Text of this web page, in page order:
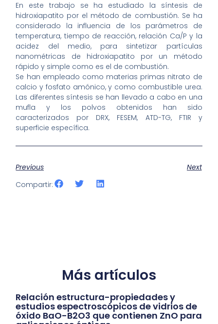
En este trabajo se ha estudiado la síntesis de
hidroxiapatito por el método de combustión. Se ha
considerado la influencia de los parámetros de
temperatura, tiempo de reacción, relación Ca/P y la
acidez del medio, para sintetizar partículas
nanométricas de hidroxiapatito por un método
rápido y simple como es el de combustión.
Se han empleado como materias primas nitrato de
calcio y fosfato amónico, y como combustible urea.
Las diferentes síntesis se han llevado a cabo en una
mufla y los polvos obtenidos han sido
caracterizados por DRX, FESEM, ATD-TG, FTIR y
superficie específica.
Previous
Next
Compartir:
Más artículos
Relación estructura-propiedades y
estudios espectroscópicos de vidrios de
óxido BaO-B2O3 que contienen ZnO para